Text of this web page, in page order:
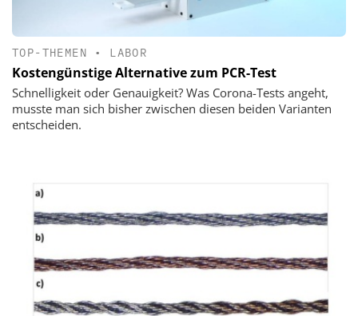
TOP-THEMEN • LABOR
Kostengünstige Alternative zum PCR-Test
Schnelligkeit oder Genauigkeit? Was Corona-Tests angeht,
musste man sich bisher zwischen diesen beiden Varianten
entscheiden.